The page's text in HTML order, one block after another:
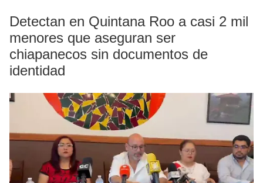
Detectan en Quintana Roo a casi 2 mil
menores que aseguran ser
chiapanecos sin documentos de
identidad